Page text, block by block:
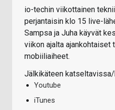
io-techin viikottainen
perjantaisin klo 15 live-
Sampsa ja Juha käyvät
viikon ajalta ajankohtaiset
mobiiliaiheet.
Jälkikäteen
Youtube
iTunes